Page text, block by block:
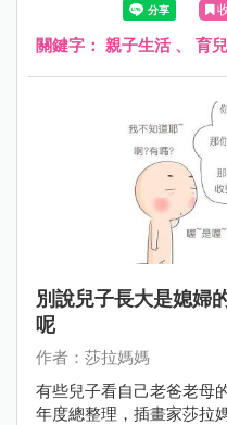
關鍵字： 親子生活、 育
別說兒子長大是媳婦
呢
作者：莎拉媽媽
有些兒子看自己老爸老母
年度總整理，插畫家莎拉